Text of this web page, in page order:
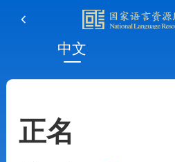
中文
正名